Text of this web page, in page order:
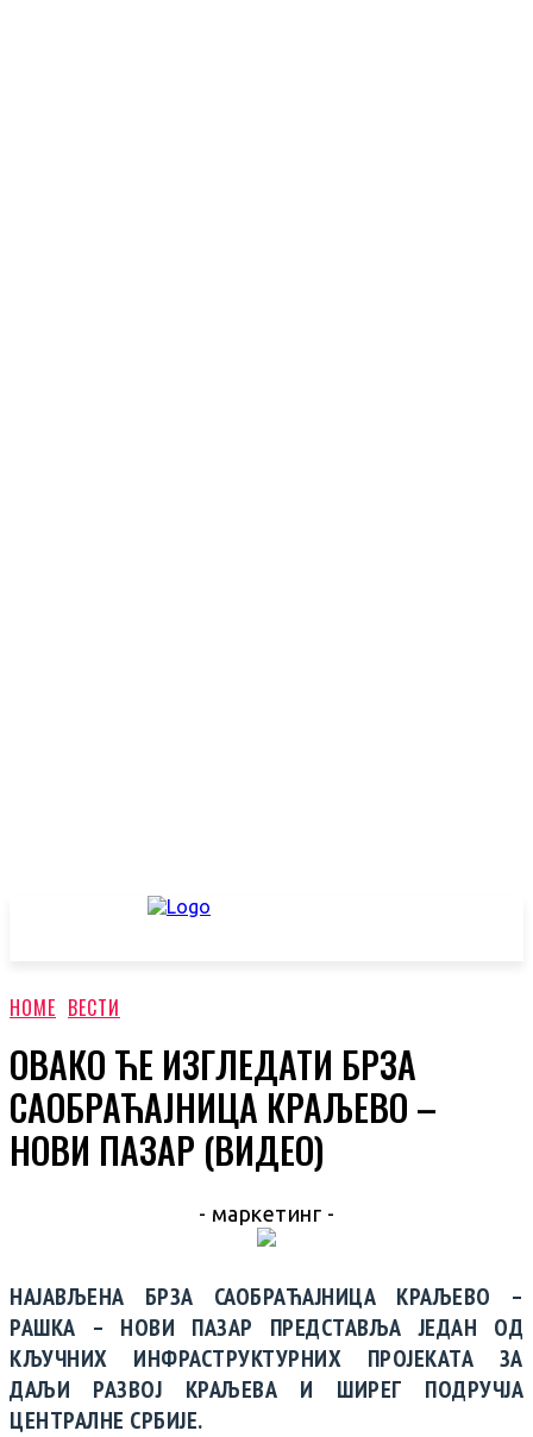
HOME ВЕСТИ
ОВАКО ЋЕ ИЗГЛЕДАТИ БРЗА
САОБРАЋАЈНИЦА КРАЉЕВО –
НОВИ ПАЗАР (ВИДЕО)
- маркетинг -
НАЈАВЉЕНА БРЗА САОБРАЋАЈНИЦА КРАЉЕВО –
РАШКА – НОВИ ПАЗАР ПРЕДСТАВЉА ЈЕДАН ОД
КЉУЧНИХ ИНФРАСТРУКТУРНИХ ПРОЈЕКАТА ЗА
ДАЉИ РАЗВОЈ КРАЉЕВА И ШИРЕГ ПОДРУЧЈА
ЦЕНТРАЛНЕ СРБИЈЕ.